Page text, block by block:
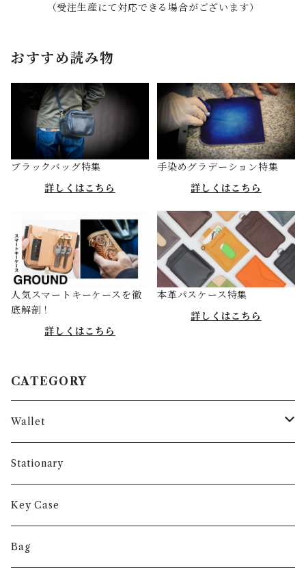
（受注生産にて対応できる場合がございます）
おすすめ読み物
ブラックバッグ特集
詳しくはこちら
手染めグラデーション特集
詳しくはこちら
人気スマートキーケースを徹
底解剖！
詳しくはこちら
本革パスケース特集
詳しくはこちら
CATEGORY
Wallet
Long Wallet
Short Wallet
Coin Case
Stationary
Key Case
Bag